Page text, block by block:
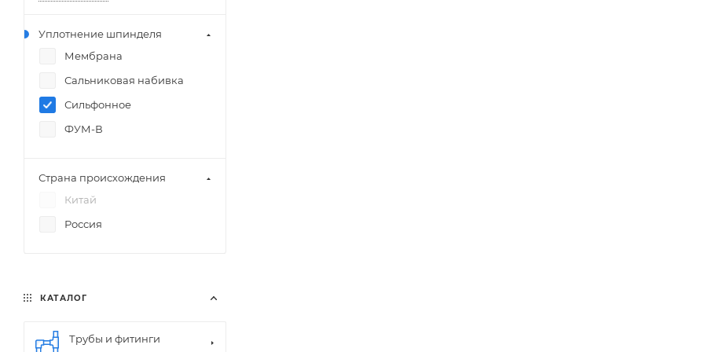
Уплотнение шпинделя
Мембрана
Сальниковая набивка
Сильфонное
ФУМ-В
Страна происхождения
Китай
Россия
КАТАЛОГ
Трубы и фитинги